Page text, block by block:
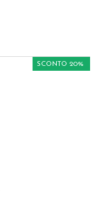
SCONTO 20%